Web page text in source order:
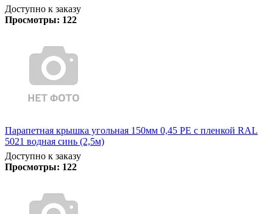
Доступно к заказу
Просмотры: 122
Парапетная крышка угольная 150мм 0,45 PE с пленкой RAL
5021 водная синь (2,5м)
Доступно к заказу
Просмотры: 122